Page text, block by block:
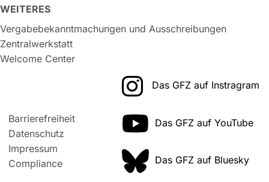
WEITERES
Vergabebekanntmachungen und Ausschreibungen
Zentralwerkstatt
Welcome Center
Barrierefreiheit
Datenschutz
Impressum
Compliance
Das GFZ auf Instragram
Das GFZ auf YouTube
Das GFZ auf Bluesky